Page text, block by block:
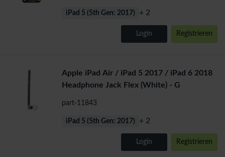
iPad 5 (5th Gen: 2017) + 2
Login Registrieren
Apple iPad Air / iPad 5 2017 / iPad 6 2018
Headphone Jack Flex (White) - G
part-11843
iPad 5 (5th Gen: 2017) + 2
Login Registrieren